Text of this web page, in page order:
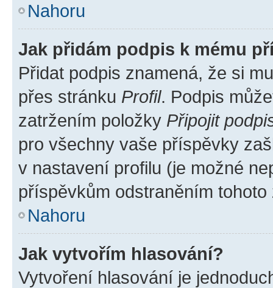
Nahoru
Jak přidám podpis k mému
Přidat podpis znamená, že si
přes stránku Profil. Podpis
zatržením položky Připojit
pro všechny vaše příspěvky
v nastavení profilu (je možné
příspěvkům odstraněním
Nahoru
Jak vytvořím hlasování?
Vytvoření hlasování je